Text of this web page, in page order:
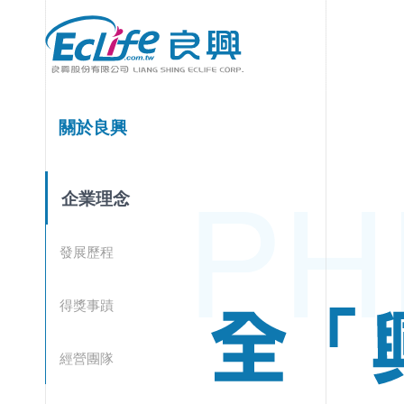
關於良興
企業理念
發展歷程
得獎事蹟
經營團隊